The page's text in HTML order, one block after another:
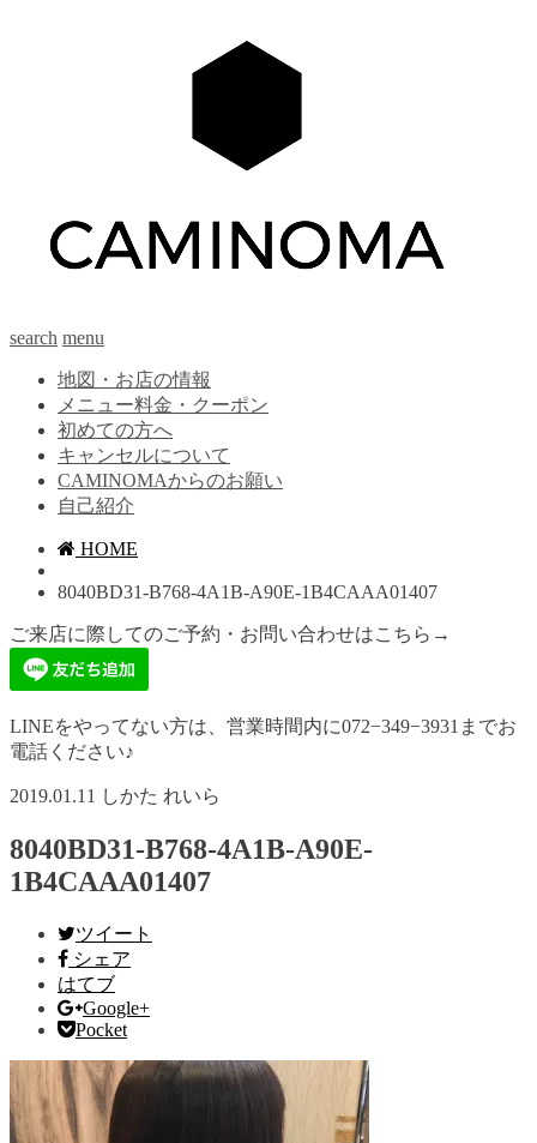
search menu
地図・お店の情報
メニュー料金・クーポン
初めての方へ
キャンセルについて
CAMINOMAからのお願い
自己紹介
HOME
8040BD31-B768-4A1B-A90E-1B4CAAA01407
ご来店に際してのご予約・お問い合わせはこちら→
LINEをやってない方は、営業時間内に072−349−3931までお
電話ください♪
2019.01.11 しかた れいら
8040BD31-B768-4A1B-A90E-
1B4CAAA01407
ツイート
シェア
はてブ
Google+
Pocket